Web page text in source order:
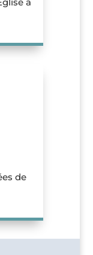
à
de